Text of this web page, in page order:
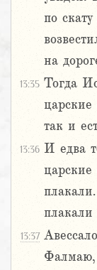
по
на
13:35 Тогда
царские
так и
13:36 И едва
13:37
Фалмаю,